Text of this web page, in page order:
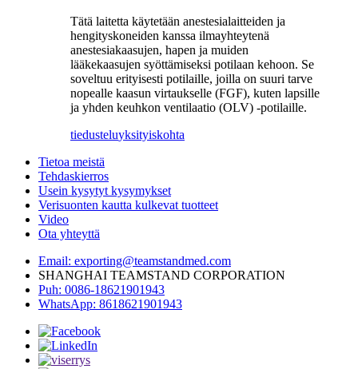
Tätä laitetta käytetään anestesialaitteiden ja
hengityskoneiden kanssa ilmayhteytenä
anestesiakaasujen, hapen ja muiden
lääkekaasujen syöttämiseksi potilaan kehoon. Se
soveltuu erityisesti potilaille, joilla on suuri tarve
nopealle kaasun virtaukselle (FGF), kuten lapsille
ja yhden keuhkon ventilaatio (OLV) -potilaille.
tiedusteluyksityiskohta
Tietoa meistä
Tehdaskierros
Usein kysytyt kysymykset
Verisuonten kautta kulkevat tuotteet
Video
Ota yhteyttä
Email: exporting@teamstandmed.com
SHANGHAI TEAMSTAND CORPORATION
Puh: 0086-18621901943
WhatsApp: 8618621901943